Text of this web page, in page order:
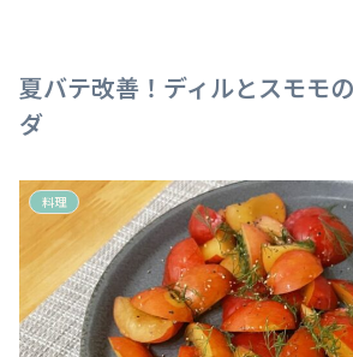
夏バテ改善！ディルとスモモ
ダ
料理